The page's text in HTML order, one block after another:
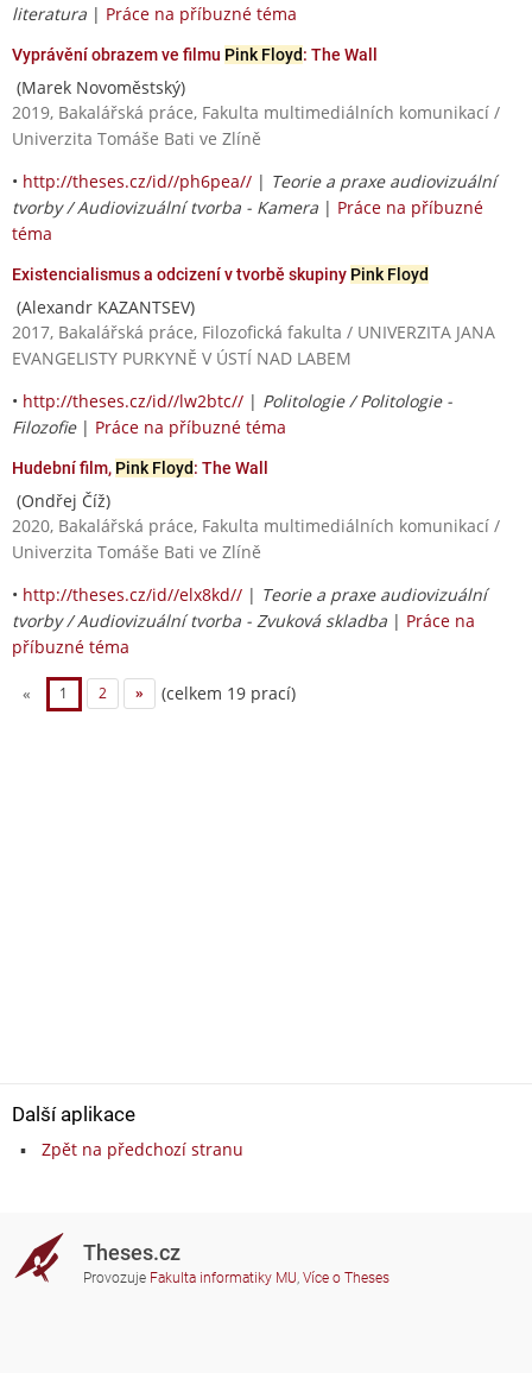
literatura | Práce na příbuzné téma
Vyprávění obrazem ve filmu Pink Floyd: The Wall
(Marek Novoměstský)
2019, Bakalářská práce, Fakulta multimediálních komunikací /
Univerzita Tomáše Bati ve Zlíně
• http://theses.cz/id//ph6pea// | Teorie a praxe audiovizuální
tvorby / Audiovizuální tvorba - Kamera | Práce na příbuzné
téma
Existencialismus a odcizení v tvorbě skupiny Pink Floyd
(Alexandr KAZANTSEV)
2017, Bakalářská práce, Filozofická fakulta / UNIVERZITA JANA
EVANGELISTY PURKYNĚ V ÚSTÍ NAD LABEM
• http://theses.cz/id//lw2btc// | Politologie / Politologie -
Filozofie| Práce na příbuzné téma
Hudební film, Pink Floyd: The Wall
(Ondřej Číž)
2020, Bakalářská práce, Fakulta multimediálních komunikací /
Univerzita Tomáše Bati ve Zlíně
• http://theses.cz/id//elx8kd// | Teorie a praxe audiovizuální
tvorby / Audiovizuální tvorba - Zvuková skladba | Práce na
příbuzné téma
« 1 2 » (celkem 19 prací)
Další aplikace
Zpět na předchozí stranu
Theses.cz
Provozuje Fakulta informatiky MU, Více o Theses